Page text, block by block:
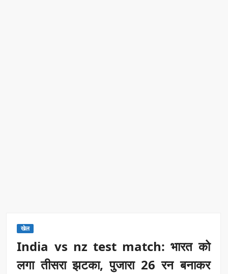
खेल
India vs nz test match: भारत को
लगा तीसरा झटका, पुजारा 26 रन बनाकर